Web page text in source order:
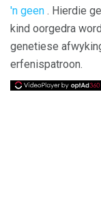
'n geen . Hierdie
kind oorgedra
genetiese
erfenispatroon.